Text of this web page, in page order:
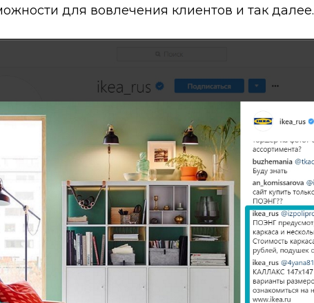
для вовлечения клиентов и так далее.